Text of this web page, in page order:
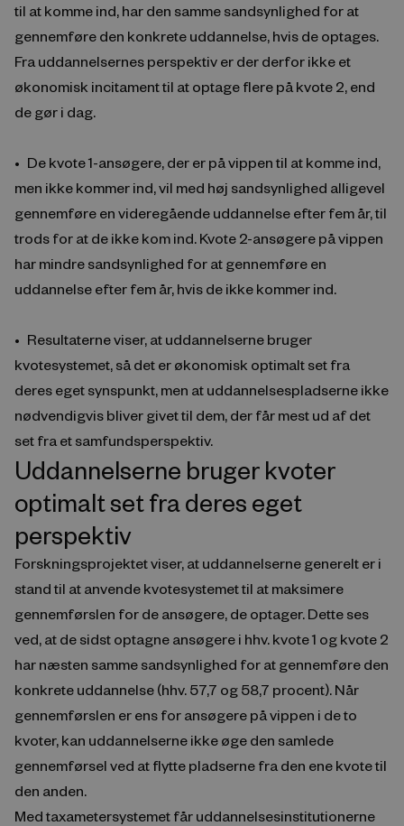
til at komme ind, har den samme sandsynlighed for at
gennemføre den konkrete uddannelse, hvis de optages.
Fra uddannelsernes perspektiv er der derfor ikke et
økonomisk incitament til at optage flere på kvote 2, end
de gør i dag.
De kvote 1-ansøgere, der er på vippen til at komme ind,
men ikke kommer ind, vil med høj sandsynlighed alligevel
gennemføre en videregående uddannelse efter fem år, til
trods for at de ikke kom ind. Kvote 2-ansøgere på vippen
har mindre sandsynlighed for at gennemføre en
uddannelse efter fem år, hvis de ikke kommer ind.
Resultaterne viser, at uddannelserne bruger
kvotesystemet, så det er økonomisk optimalt set fra
deres eget synspunkt, men at uddannelsespladserne ikke
nødvendigvis bliver givet til dem, der får mest ud af det
set fra et samfundsperspektiv.
Uddannelserne bruger kvoter
optimalt set fra deres eget
perspektiv
Forskningsprojektet viser, at uddannelserne generelt er i
stand til at anvende kvotesystemet til at maksimere
gennemførslen for de ansøgere, de optager. Dette ses
ved, at de sidst optagne ansøgere i hhv. kvote 1 og kvote 2
har næsten samme sandsynlighed for at gennemføre den
konkrete uddannelse (hhv. 57,7 og 58,7 procent). Når
gennemførslen er ens for ansøgere på vippen i de to
kvoter, kan uddannelserne ikke øge den samlede
gennemførsel ved at flytte pladserne fra den ene kvote til
den anden.
Med taxametersystemet får uddannelsesinstitutionerne